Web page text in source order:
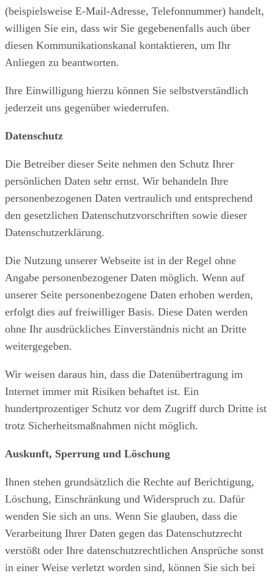
(beispielsweise E-Mail-Adresse, Telefonnummer) handelt,
willigen Sie ein, dass wir Sie gegebenenfalls auch über
diesen Kommunikationskanal kontaktieren, um Ihr
Anliegen zu beantworten.
Ihre Einwilligung hierzu können Sie selbstverständlich
jederzeit uns gegenüber wiederrufen.
Datenschutz
Die Betreiber dieser Seite nehmen den Schutz Ihrer
persönlichen Daten sehr ernst. Wir behandeln Ihre
personenbezogenen Daten vertraulich und entsprechend
den gesetzlichen Datenschutzvorschriften sowie dieser
Datenschutzerklärung.
Die Nutzung unserer Webseite ist in der Regel ohne
Angabe personenbezogener Daten möglich. Wenn auf
unserer Seite personenbezogene Daten erhoben werden,
erfolgt dies auf freiwilliger Basis. Diese Daten werden
ohne Ihr ausdrückliches Einverständnis nicht an Dritte
weitergegeben.
Wir weisen daraus hin, dass die Datenübertragung im
Internet immer mit Risiken behaftet ist. Ein
hundertprozentiger Schutz vor dem Zugriff durch Dritte ist
trotz Sicherheitsmaßnahmen nicht möglich.
Auskunft, Sperrung und Löschung
Ihnen stehen grundsätzlich die Rechte auf Berichtigung,
Löschung, Einschränkung und Widerspruch zu. Dafür
wenden Sie sich an uns. Wenn Sie glauben, dass die
Verarbeitung Ihrer Daten gegen das Datenschutzrecht
verstößt oder Ihre datenschutzrechtlichen Ansprüche sonst
in einer Weise verletzt worden sind, können Sie sich bei